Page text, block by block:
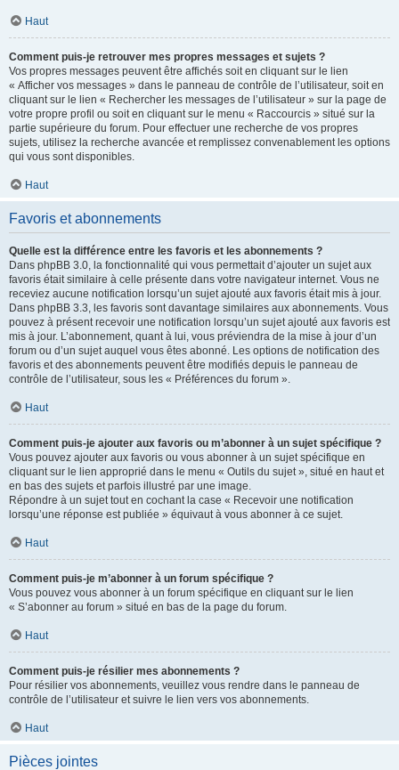
Haut
Comment puis-je retrouver mes propres messages et sujets ?
Vos propres messages peuvent être affichés soit en cliquant sur le lien
« Afficher vos messages » dans le panneau de contrôle de l’utilisateur, soit en
cliquant sur le lien « Rechercher les messages de l’utilisateur » sur la page de
votre propre profil ou soit en cliquant sur le menu « Raccourcis » situé sur la
partie supérieure du forum. Pour effectuer une recherche de vos propres
sujets, utilisez la recherche avancée et remplissez convenablement les options
qui vous sont disponibles.
Haut
Favoris et abonnements
Quelle est la différence entre les favoris et les abonnements ?
Dans phpBB 3.0, la fonctionnalité qui vous permettait d’ajouter un sujet aux
favoris était similaire à celle présente dans votre navigateur internet. Vous ne
receviez aucune notification lorsqu’un sujet ajouté aux favoris était mis à jour.
Dans phpBB 3.3, les favoris sont davantage similaires aux abonnements. Vous
pouvez à présent recevoir une notification lorsqu’un sujet ajouté aux favoris est
mis à jour. L’abonnement, quant à lui, vous préviendra de la mise à jour d’un
forum ou d’un sujet auquel vous êtes abonné. Les options de notification des
favoris et des abonnements peuvent être modifiés depuis le panneau de
contrôle de l’utilisateur, sous les « Préférences du forum ».
Haut
Comment puis-je ajouter aux favoris ou m’abonner à un sujet spécifique ?
Vous pouvez ajouter aux favoris ou vous abonner à un sujet spécifique en
cliquant sur le lien approprié dans le menu « Outils du sujet », situé en haut et
en bas des sujets et parfois illustré par une image.
Répondre à un sujet tout en cochant la case « Recevoir une notification
lorsqu’une réponse est publiée » équivaut à vous abonner à ce sujet.
Haut
Comment puis-je m’abonner à un forum spécifique ?
Vous pouvez vous abonner à un forum spécifique en cliquant sur le lien
« S’abonner au forum » situé en bas de la page du forum.
Haut
Comment puis-je résilier mes abonnements ?
Pour résilier vos abonnements, veuillez vous rendre dans le panneau de
contrôle de l’utilisateur et suivre le lien vers vos abonnements.
Haut
Pièces jointes